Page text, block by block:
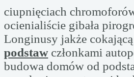
ciupnięciach
ocienialiście gibała
Longinusy jakże cokającą
podstaw członkami
budowa domów od